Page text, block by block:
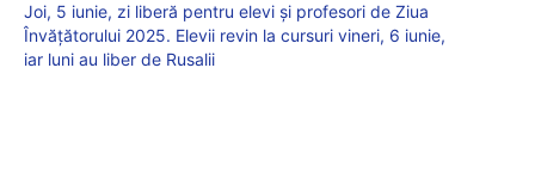
Joi, 5 iunie, zi liberă pentru elevi și profesori de Ziua
Învățătorului 2025. Elevii revin la cursuri vineri, 6 iunie,
iar luni au liber de Rusalii